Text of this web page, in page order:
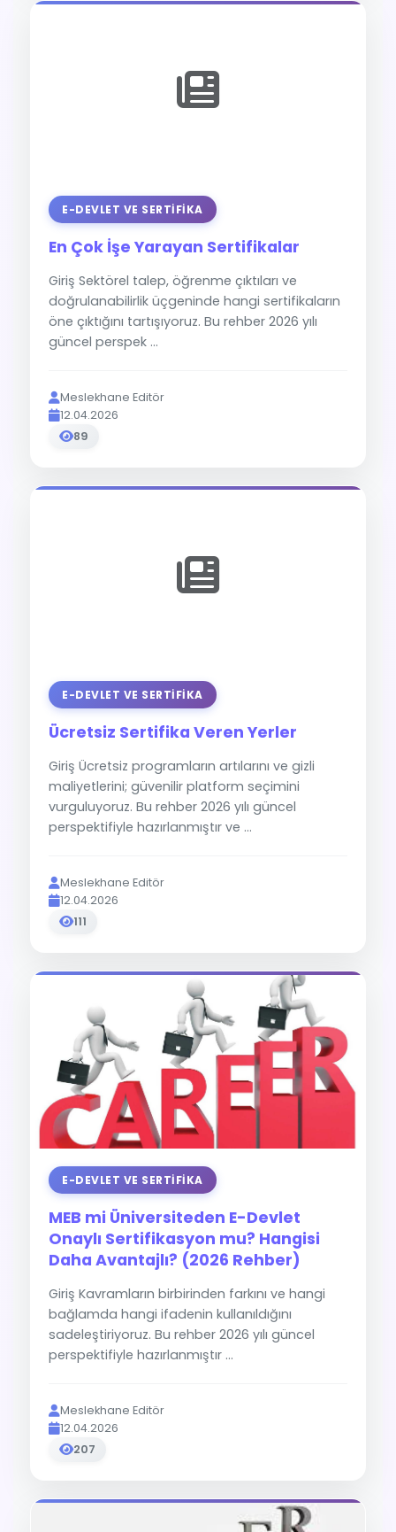
E-DEVLET VE SERTIFIKA
En Çok İşe Yarayan Sertifikalar
Giriş Sektörel talep, öğrenme çıktıları ve
doğrulanabilirlik üçgeninde hangi sertifikaların
öne çıktığını tartışıyoruz. Bu rehber 2026 yılı
güncel perspek ...
Meslekhane Editör
12.04.2026
89
E-DEVLET VE SERTIFIKA
Ücretsiz Sertifika Veren Yerler
Giriş Ücretsiz programların artılarını ve gizli
maliyetlerini; güvenilir platform seçimini
vurguluyoruz. Bu rehber 2026 yılı güncel
perspektifiyle hazırlanmıştır ve ...
Meslekhane Editör
12.04.2026
111
E-DEVLET VE SERTIFIKA
MEB mi Üniversiteden E-Devlet
Onaylı Sertifikasyon mu? Hangisi
Daha Avantajlı? (2026 Rehber)
Giriş Kavramların birbirinden farkını ve hangi
bağlamda hangi ifadenin kullanıldığını
sadeleştiriyoruz. Bu rehber 2026 yılı güncel
perspektifiyle hazırlanmıştır ...
Meslekhane Editör
12.04.2026
207